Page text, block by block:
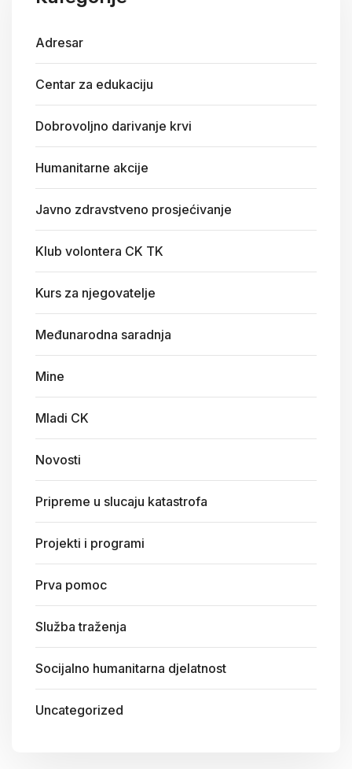
Adresar
Centar za edukaciju
Dobrovoljno darivanje krvi
Humanitarne akcije
Javno zdravstveno prosjećivanje
Klub volontera CK TK
Kurs za njegovatelje
Međunarodna saradnja
Mine
Mladi CK
Novosti
Pripreme u slucaju katastrofa
Projekti i programi
Prva pomoc
Služba traženja
Socijalno humanitarna djelatnost
Uncategorized